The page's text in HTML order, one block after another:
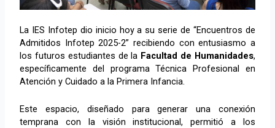
La IES Infotep dio inicio hoy a su serie de “Encuentros de
Admitidos Infotep 2025-2” recibiendo con entusiasmo a
los futuros estudiantes de la Facultad de Humanidades,
específicamente del programa Técnica Profesional en
Atención y Cuidado a la Primera Infancia.
Este espacio, diseñado para generar una conexión
temprana con la visión institucional, permitió a los